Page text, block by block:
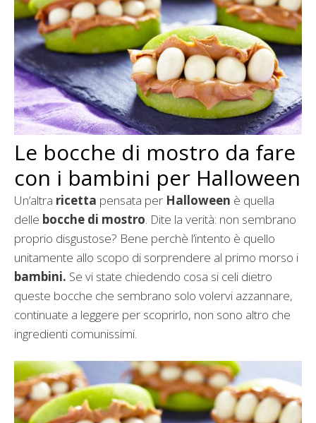
Le bocche di mostro da fare
con i bambini per Halloween
Un’altra ricetta pensata per Halloween è quella
delle bocche di mostro. Dite la verità: non sembrano
proprio disgustose? Bene perchè l’intento è quello
unitamente allo scopo di sorprendere al primo morso i
bambini. Se vi state chiedendo cosa si celi dietro
queste bocche che sembrano solo volervi azzannare,
continuate a leggere per scoprirlo, non sono altro che
ingredienti comunissimi.